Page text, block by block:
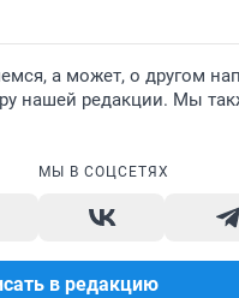
а может, о другом
нашей редакции. Мы
МЫ В СОЦСЕТЯХ
в редакцию